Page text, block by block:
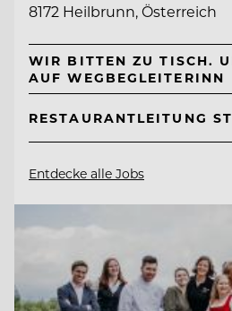
8172 Heilbrunn, Österreich
WIR BITTEN ZU TISCH.
AUF WEGBEGLEITERINN
RESTAURANTLEITUNG
Entdecke alle Jobs